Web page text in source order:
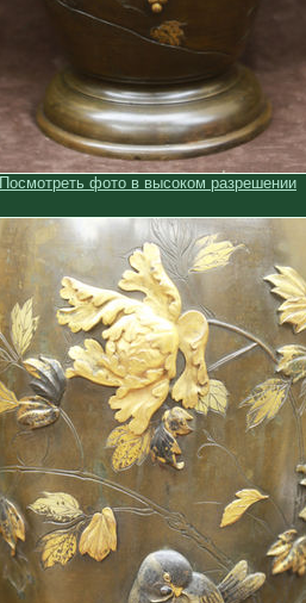
Посмотреть фото в высоком разрешении